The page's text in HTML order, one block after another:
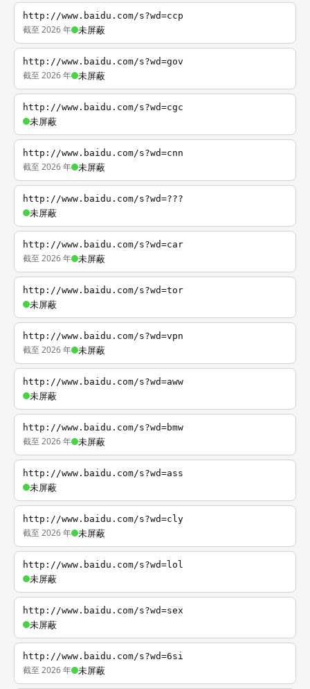
http://www.baidu.com/s?wd=ccp
截至 2026 年 未屏蔽
http://www.baidu.com/s?wd=gov
截至 2026 年 未屏蔽
http://www.baidu.com/s?wd=cgc
未屏蔽
http://www.baidu.com/s?wd=cnn
截至 2026 年 未屏蔽
http://www.baidu.com/s?wd=???
未屏蔽
http://www.baidu.com/s?wd=car
截至 2026 年 未屏蔽
http://www.baidu.com/s?wd=tor
未屏蔽
http://www.baidu.com/s?wd=vpn
截至 2026 年 未屏蔽
http://www.baidu.com/s?wd=aww
未屏蔽
http://www.baidu.com/s?wd=bmw
截至 2026 年 未屏蔽
http://www.baidu.com/s?wd=ass
未屏蔽
http://www.baidu.com/s?wd=cly
截至 2026 年 未屏蔽
http://www.baidu.com/s?wd=lol
未屏蔽
http://www.baidu.com/s?wd=sex
未屏蔽
http://www.baidu.com/s?wd=6si
截至 2026 年 未屏蔽